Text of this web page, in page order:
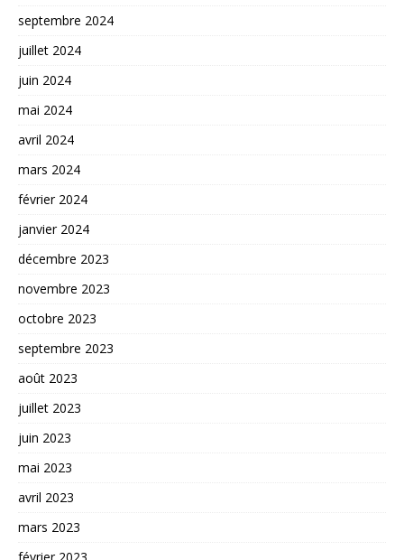
septembre 2024
juillet 2024
juin 2024
mai 2024
avril 2024
mars 2024
février 2024
janvier 2024
décembre 2023
novembre 2023
octobre 2023
septembre 2023
août 2023
juillet 2023
juin 2023
mai 2023
avril 2023
mars 2023
février 2023